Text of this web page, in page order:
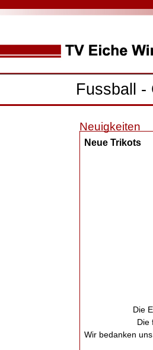
Fussball -
Neuigkeiten
Neue Trikots
Die
Die
Wir bedanken